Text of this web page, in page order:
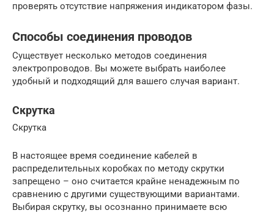
проверять отсутствие напряжения индикатором фазы.
Способы соединения проводов
Существует несколько методов соединения
электропроводов. Вы можете выбрать наиболее
удобный и подходящий для вашего случая вариант.
Скрутка
Скрутка
В настоящее время соединение кабелей в
распределительных коробках по методу скрутки
запрещено – оно считается крайне ненадежным по
сравнению с другими существующими вариантами.
Выбирая скрутку, вы осознанно принимаете всю